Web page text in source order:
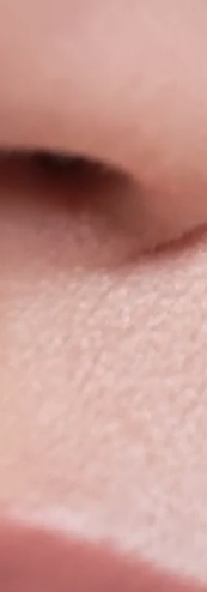
поштомат Нової пошти;
доставка;
Нової пошти.
в касі або
банківською картою
тіней W3551
загострену форму
висота пучка 20мм,
лисиці – це
Ворс лисиці
у макіяжі очей,
з такою чутливою
добитися
без жодних